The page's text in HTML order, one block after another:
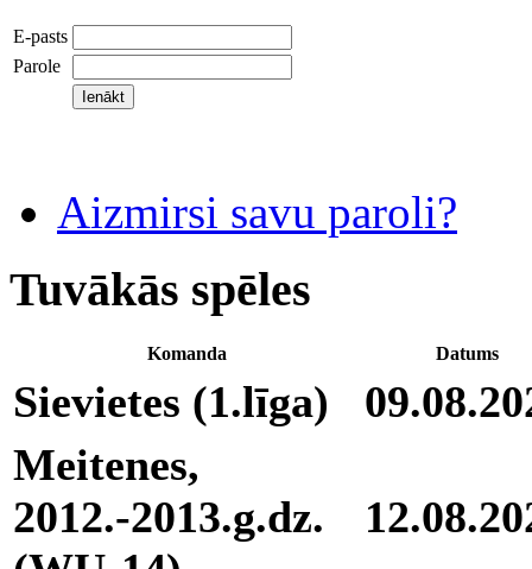
E-pasts
Parole
Aizmirsi savu paroli?
Tuvākās spēles
Komanda Datums
Sievietes (1.līga)
Meitenes,
2012.-2013.g.dz.